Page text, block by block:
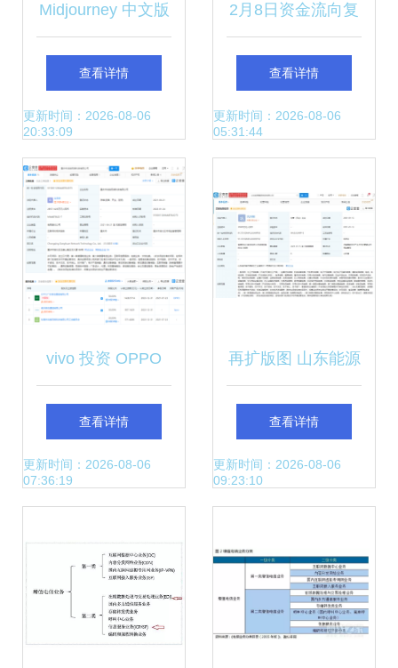
Midjourney 中文版
疑似在QQ开启内
测申请，第二类增
值电信业务许可成
落地焦点
查看详情
更新时间：2026-08-06
20:33:09
2月8日资金流向复
盘 水产物增值电信
双线掘金，主力资
查看详情
更新时间：2026-08-06
05:31:44
vivo 投资 OPPO
关联公司当换网络,
持股 30%
查看详情
更新时间：2026-08-06
07:36:19
再扩版图 山东能源
集团成立物资公
司，布局第一类增
查看详情
更新时间：2026-08-06
09:23:10